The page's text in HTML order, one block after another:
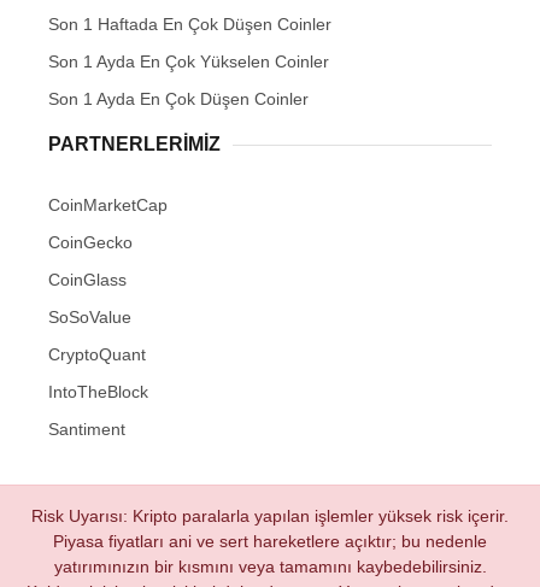
Son 1 Haftada En Çok Düşen Coinler
Son 1 Ayda En Çok Yükselen Coinler
Son 1 Ayda En Çok Düşen Coinler
PARTNERLERIMIZ
CoinMarketCap
CoinGecko
CoinGlass
SoSoValue
CryptoQuant
IntoTheBlock
Santiment
Risk Uyarısı: Kripto paralarla yapılan işlemler yüksek risk içerir.
Piyasa fiyatları ani ve sert hareketlere açıktır; bu nedenle
yatırımınızın bir kısmını veya tamamını kaybedebilirsiniz.